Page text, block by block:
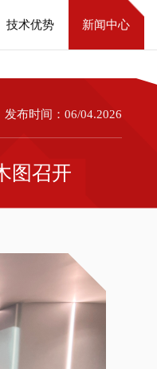
技术优势 新闻中心
发布时间：06/04.2026
图召开